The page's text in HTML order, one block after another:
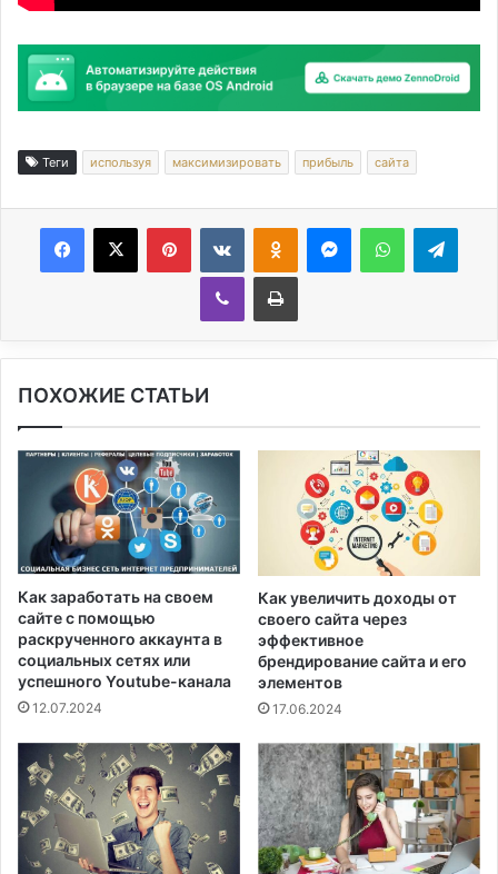
Теги используя максимизировать прибыль сайта
ПОХОЖИЕ СТАТЬИ
Как заработать на своем
сайте с помощью
раскрученного аккаунта в
социальных сетях или
успешного Youtube-канала
12.07.2024
Как увеличить доходы от
своего сайта через
эффективное
брендирование сайта и его
элементов
17.06.2024